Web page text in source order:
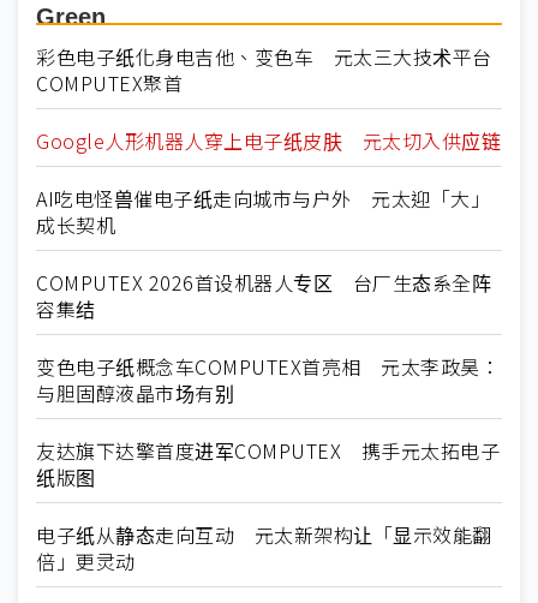
Green
彩色电子纸化身电吉他、变色车 元太三大技术平台
COMPUTEX聚首
Google人形机器人穿上电子纸皮肤 元太切入供应链
AI吃电怪兽催电子纸走向城市与户外 元太迎「大」
成长契机
COMPUTEX 2026首设机器人专区 台厂生态系全阵
容集结
变色电子纸概念车COMPUTEX首亮相 元太李政昊：
与胆固醇液晶市场有别
友达旗下达擎首度进军COMPUTEX 携手元太拓电子
纸版图
电子纸从静态走向互动 元太新架构让「显示效能翻
倍」更灵动